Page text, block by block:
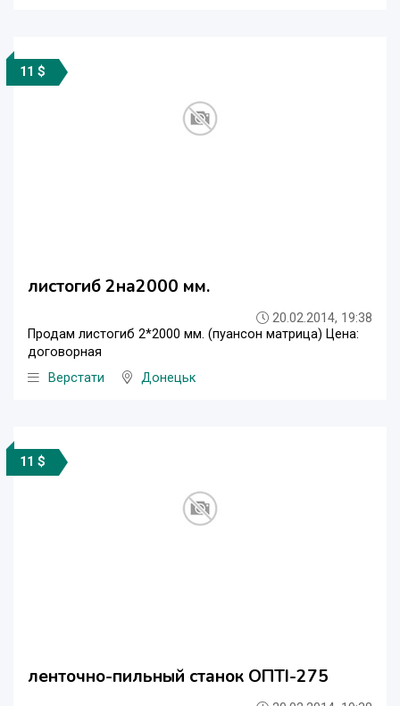
11 $
листогиб 2на2000 мм.
20.02.2014, 19:38
Продам листогиб 2*2000 мм. (пуансон матрица) Цена:
договорная
Верстати
Донецьк
11 $
ленточно-пильный станок ОПТІ-275